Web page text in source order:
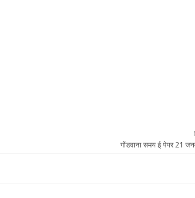
गोंडवाना समय ई पेपर 21